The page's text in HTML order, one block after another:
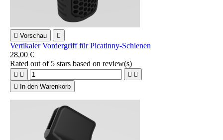
 Vorschau 
Vertikaler Vordergriff für Picatinny-Schienen
28,00 €
Rated out of 5 stars based on review(s)
   

In den Warenkorb